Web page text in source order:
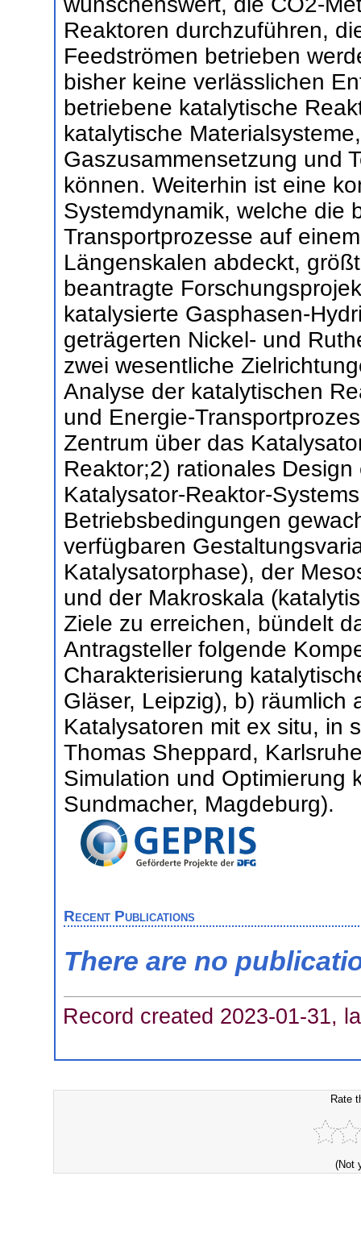
Reaktoren durchzuführen,
Feedströmen betrieben
bisher keine verlässlichen
betriebene katalytische
katalytische
Gaszusammensetzung und
können. Weiterhin ist eine
Systemdynamik, welche die
Transportprozesse auf
Längenskalen abdeckt,
beantragte
katalysierte Gasphasen-
geträgerten Nickel- und
zwei wesentliche
Analyse der katalytischen
und Energie-
Zentrum über das
Reaktor;2) rationales
Katalysator-Reaktor-
Betriebsbedingungen
verfügbaren
Katalysatorphase), der
und der Makroskala
Ziele zu erreichen, bündelt
Antragsteller folgende
Charakterisierung
Gläser, Leipzig), b) räumlich
Katalysatoren mit ex situ, in
Thomas Sheppard,
Simulation und Optimierung
Sundmacher, Magdeburg).
Recent Publications
There are no
Record created 2023-01-31,
Rate
(Not